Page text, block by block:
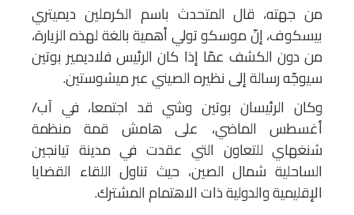
من جهته، قال المتحدث باسم الكرملين ديميتري
بيسكوف، إنّ موسكو تولي أهمية بالغة لهذه الزيارة،
من دون الكشف عمّا إذا كان الرئيس فلاديمير بوتين
سيوجّه رسالة إلى نظيره الصيني عبر ميشوستين.
وكان الرئيسان بوتين وشي قد اجتمعا، في آب/
أغسطس الماضي، على هامش قمة منظمة
شنغهاي للتعاون التي عقدت في مدينة تيانجين
الساحلية شمال الصين، حيث تناول اللقاء القضايا
الإقليمية والدولية ذات الاهتمام المشترك.